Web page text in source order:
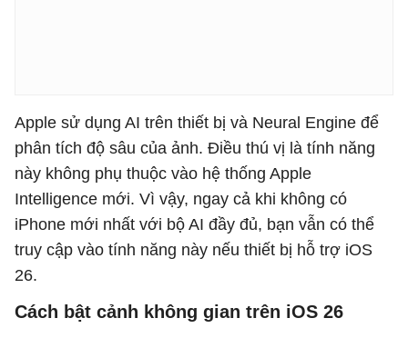
Apple sử dụng AI trên thiết bị và Neural Engine để
phân tích độ sâu của ảnh. Điều thú vị là tính năng
này không phụ thuộc vào hệ thống Apple
Intelligence mới. Vì vậy, ngay cả khi không có
iPhone mới nhất với bộ AI đầy đủ, bạn vẫn có thể
truy cập vào tính năng này nếu thiết bị hỗ trợ iOS
26.
Cách bật cảnh không gian trên iOS 26